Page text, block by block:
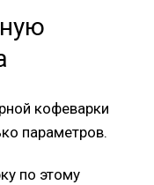
кофеварки
параметров.
по этому